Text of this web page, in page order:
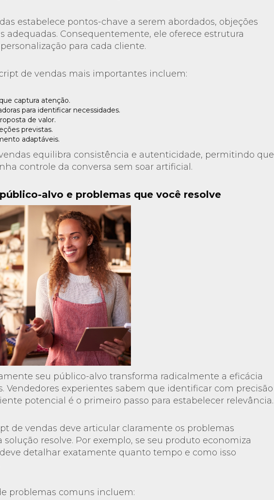
estabelece pontos-chave a serem abordados, objeções
adequadas. Consequentemente, ele oferece estrutura
para cada cliente.
de vendas mais importantes incluem:
captura atenção.
para identificar necessidades.
de valor.
previstas.
adaptáveis.
equilibra consistência e autenticidade, permitindo que
controle da conversa sem soar artificial.
alvo e problemas que você resolve
seu público-alvo transforma radicalmente a eficácia
Vendedores experientes sabem que identificar com precisão
potencial é o primeiro passo para estabelecer relevância.
de vendas deve articular claramente os problemas
solução resolve. Por exemplo, se seu produto economiza
detalhar exatamente quanto tempo e como isso
problemas comuns incluem: